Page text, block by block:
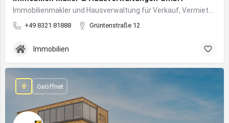
+49 8321 81888 Grüntenstraße 12
Immobilien
Geöffnet